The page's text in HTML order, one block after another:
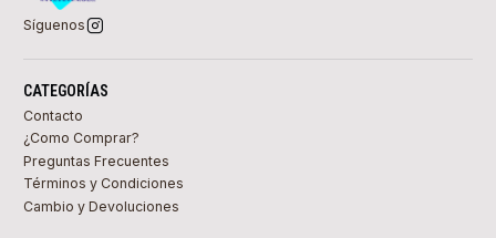
Síguenos
CATEGORÍAS
Contacto
¿Como Comprar?
Preguntas Frecuentes
Términos y Condiciones
Cambio y Devoluciones